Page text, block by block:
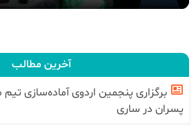
آخرین مطالب
پسران در ساری